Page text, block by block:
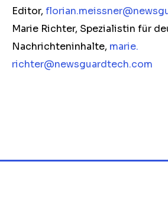
Editor, florian.meissner@
Marie Richter, Spezialistin für
Nachrichteninhalte, marie.
richter@newsguardtech.com